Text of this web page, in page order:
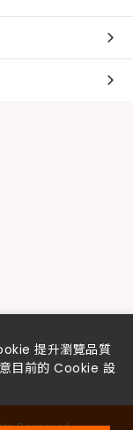
Reserved.
提升瀏覽品質
目前的 Cookie 設